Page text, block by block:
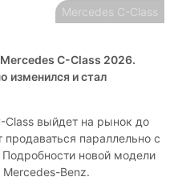
Mercedes C-Class
C-Class 2026.
изменился и стал
Class выйдет на рынок до
параллельно с
новой модели
Benz.